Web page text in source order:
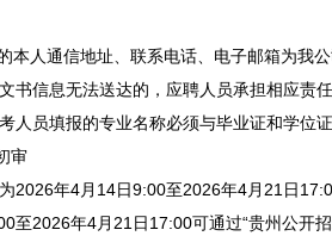
人通信地址、联系电话、电子邮箱为我公
书信息无法送达的，应聘人员承担相应责任
考人员填报的专业名称必须与毕业证和学位
审
年4月14日9:00至2026年4月21日
至2026年4月21日17:00可通过“贵州公开